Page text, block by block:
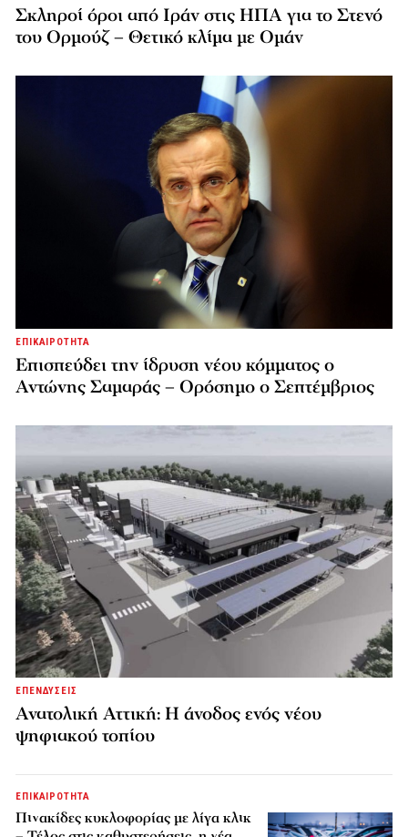
Σκληροί όροι από Ιράν στις ΗΠΑ για το Στενό
του Ορμούζ – Θετικό κλίμα με Ομάν
ΕΠΙΚΑΙΡΟΤΗΤΑ
Επισπεύδει την ίδρυση νέου κόμματος o
Αντώνης Σαμαράς – Ορόσημο ο Σεπτέμβριος
ΕΠΕΝΔΥΣΕΙΣ
Ανατολική Αττική: Η άνοδος ενός νέου
ψηφιακού τοπίου
ΕΠΙΚΑΙΡΟΤΗΤΑ
Πινακίδες κυκλοφορίας με λίγα κλικ